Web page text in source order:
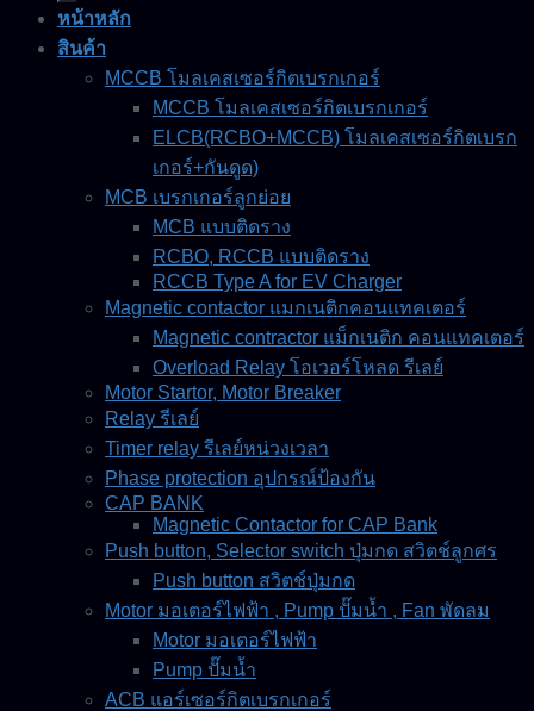
หน้าหลัก
สินค้า
MCCB โมลเคสเซอร์กิตเบรกเกอร์
MCCB โมลเคสเซอร์กิตเบรกเกอร์
ELCB(RCBO+MCCB) โมลเคสเซอร์กิตเบรก
เกอร์+กันดูด)
MCB เบรกเกอร์ลูกย่อย
MCB แบบติดราง
RCBO, RCCB แบบติดราง
RCCB Type A for EV Charger
Magnetic contactor แมกเนติกคอนแทคเตอร์
Magnetic contractor แม็กเนติก คอนแทคเตอร์
Overload Relay โอเวอร์โหลด รีเลย์
Motor Startor, Motor Breaker
Relay รีเลย์
Timer relay รีเลย์หน่วงเวลา
Phase protection อุปกรณ์ป้องกัน
CAP BANK
Magnetic Contactor for CAP Bank
Push button, Selector switch ปุ่มกด สวิตช์ลูกศร
Push button สวิตช์ปุ่มกด
Motor มอเตอร์ไฟฟ้า , Pump ปั๊มน้ำ , Fan พัดลม
Motor มอเตอร์ไฟฟ้า
Pump ปั๊มน้ำ
ACB แอร์เซอร์กิตเบรกเกอร์